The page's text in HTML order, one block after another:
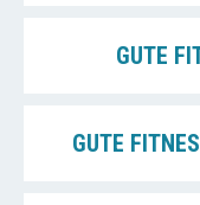
GUTE
GUTE